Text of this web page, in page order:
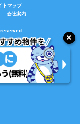
トマップ
会社案内
ルAGENT
報局